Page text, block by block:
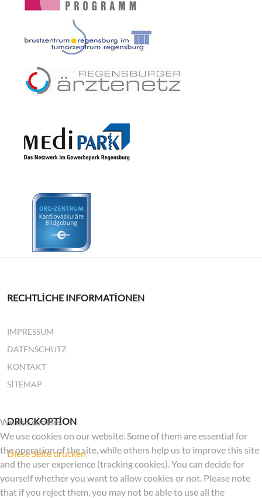
RECHTLICHE INFORMATIONEN
IMPRESSUM
DATENSCHUTZ
KONTAKT
SITEMAP
DRUCKOPTION
Diese Seite drucken
We use cookies
We use cookies on our website. Some of them are essential for
the operation of the site, while others help us to improve this site
and the user experience (tracking cookies). You can decide for
yourself whether you want to allow cookies or not. Please note
that if you reject them, you may not be able to use all the